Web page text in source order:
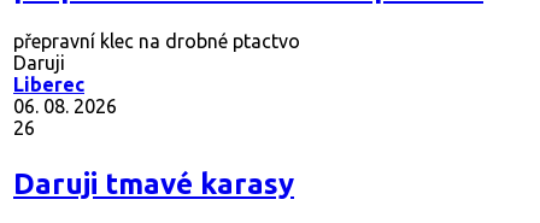
přepravní klec na drobné ptactvo
Daruji
Liberec
06. 08. 2026
26
Daruji tmavé karasy